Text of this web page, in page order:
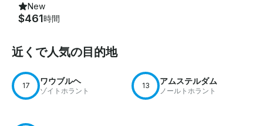
New
$461時間
近くで人気の目的地
17 ワウブルヘ
ゾイトホラント
13 アムステルダム
ノールトホラント